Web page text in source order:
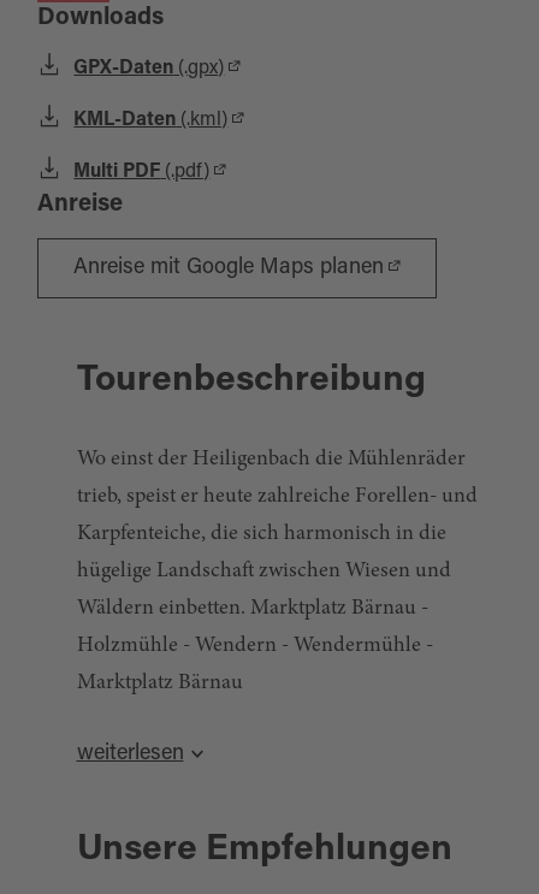
Downloads
GPX-Daten (.gpx)
KML-Daten (.kml)
Multi PDF (.pdf)
Anreise
Anreise mit Google Maps planen
Tourenbeschreibung
Wo einst der Heiligenbach die Mühlenräder
trieb, speist er heute zahlreiche Forellen- und
Karpfenteiche, die sich harmonisch in die
hügelige Landschaft zwischen Wiesen und
Wäldern einbetten. Marktplatz Bärnau -
Holzmühle - Wendern - Wendermühle -
Marktplatz Bärnau
Sehenswürdigkeiten: Silbermine Wendermühle,
weitere Informationen:
Stichworte: Stiftland
weiterlesen
Unsere Empfehlungen
Bärnau